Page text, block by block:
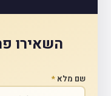
השאירו
שם מלא*